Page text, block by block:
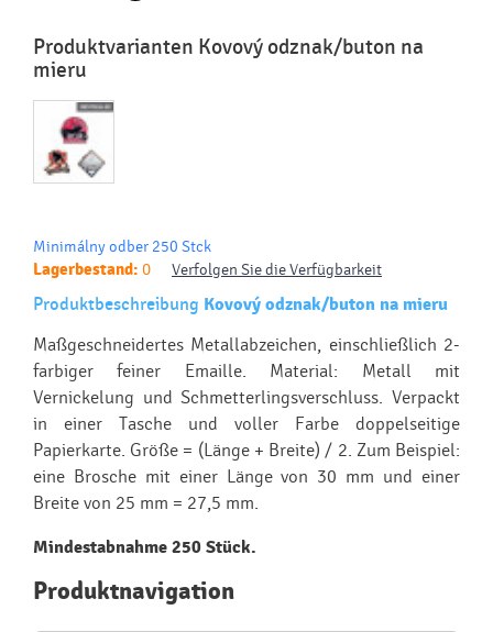
Produktvarianten Kovový odznak/buton na
mieru
Minimálny odber 250 Stck
Lagerbestand: 0 Verfolgen Sie die Verfügbarkeit
Produktbeschreibung Kovový odznak/buton na mieru
Maßgeschneidertes Metallabzeichen, einschließlich 2-
farbiger feiner Emaille. Material: Metall mit
Vernickelung und Schmetterlingsverschluss. Verpackt
in einer Tasche und voller Farbe doppelseitige
Papierkarte. Größe = (Länge + Breite) / 2. Zum Beispiel:
eine Brosche mit einer Länge von 30 mm und einer
Breite von 25 mm = 27,5 mm.
Mindestabnahme 250 Stück.
Produktnavigation